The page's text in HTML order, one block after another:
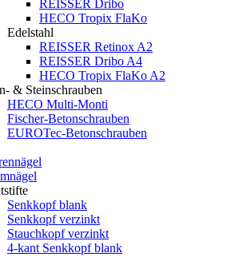
REISSER Dribo
HECO Tropix FlaKo
Edelstahl
REISSER Retinox A2
REISSER Dribo A4
HECO Tropix FlaKo A2
& Steinschrauben
HECO Multi-Monti
Fischer-Betonschrauben
EUROTec-Betonschrauben
Senkkopf blank
Senkkopf verzinkt
Stauchkopf verzinkt
4-kant Senkkopf blank